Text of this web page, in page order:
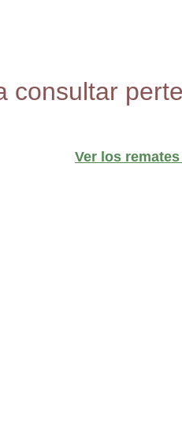
consultar
Ver los